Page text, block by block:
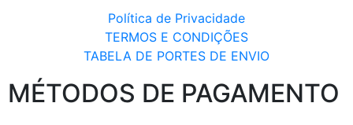
Política de Privacidade
TERMOS E CONDIÇÕES
TABELA DE PORTES DE ENVIO
MÉTODOS DE PAGAMENTO